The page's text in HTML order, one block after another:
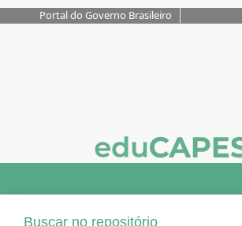
Portal do Governo Brasileiro